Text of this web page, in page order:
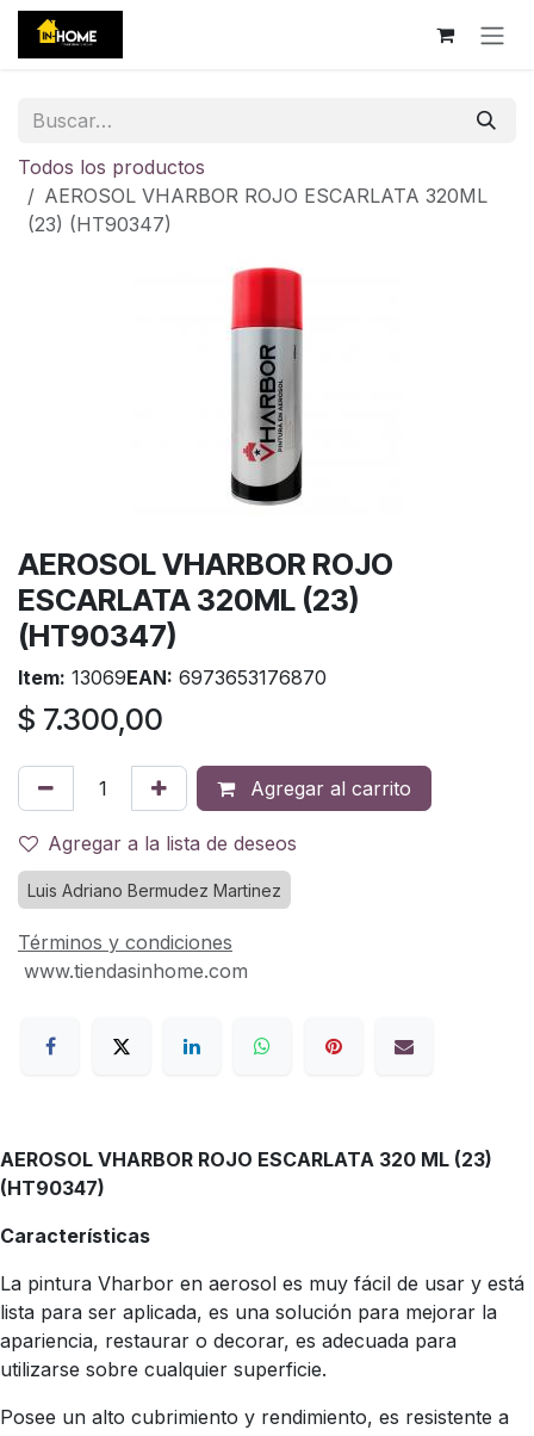
Ir al contenido
Todos los productos
AEROSOL VHARBOR ROJO ESCARLATA 320ML
(23) (HT90347)
AEROSOL VHARBOR ROJO
ESCARLATA 320ML (23)
(HT90347)
Item: 13069EAN: 6973653176870
$ 7.300,00
Agregar al carrito
Agregar a la lista de deseos
Luis Adriano Bermudez Martinez
Términos y condiciones
www.tiendasinhome.com
AEROSOL VHARBOR ROJO ESCARLATA 320 ML (23)
(HT90347)
Características
La pintura Vharbor en aerosol es muy fácil de usar y está
lista para ser aplicada, es una solución para mejorar la
apariencia, restaurar o decorar, es adecuada para
utilizarse sobre cualquier superficie.
Posee un alto cubrimiento y rendimiento, es resistente a